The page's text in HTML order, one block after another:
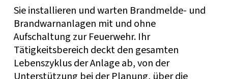
Sie installieren und warten Brandmelde- und
Brandwarnanlagen mit und ohne
Aufschaltung zur Feuerwehr. Ihr
Tätigkeitsbereich deckt den gesamten
Lebenszyklus der Anlage ab, von der